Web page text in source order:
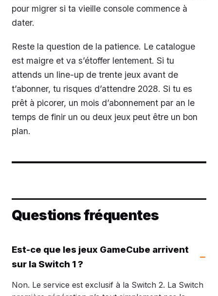
pour migrer si ta vieille console commence à
dater.
Reste la question de la patience. Le catalogue
est maigre et va s’étoffer lentement. Si tu
attends un line-up de trente jeux avant de
t’abonner, tu risques d’attendre 2028. Si tu es
prêt à picorer, un mois d’abonnement par an le
temps de finir un ou deux jeux peut être un bon
plan.
Questions fréquentes
Est-ce que les jeux GameCube arrivent
sur la Switch 1 ?
Non. Le service est exclusif à la Switch 2. La Switch